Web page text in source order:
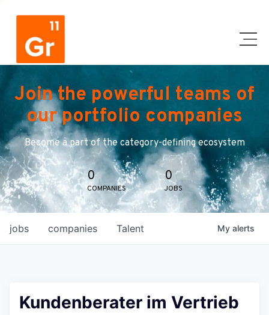
Join the powerful teams of
our portfolio companies
Become a part of the category-defining ecosystem
0
COMPANIES
0
JOBS
jobs companies Talent My alerts
Kundenberater im Vertrieb